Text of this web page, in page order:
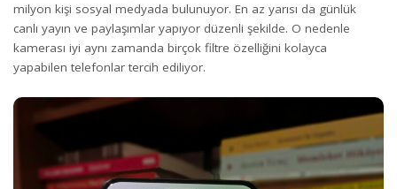
milyon kişi sosyal medyada bulunuyor. En az yarısı da günlük
canlı yayın ve paylaşımlar yapıyor düzenli şekilde. O nedenle
kamerası iyi aynı zamanda birçok filtre özelliğini kolayca
yapabilen telefonlar tercih ediliyor.